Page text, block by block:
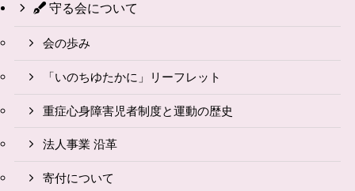
守る会について
会の歩み
「いのちゆたかに」リーフレット
重症心身障害児者制度と運動の歴史
法人事業 沿革
寄付について